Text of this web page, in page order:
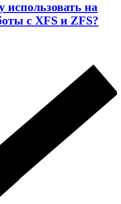
использовать на
с XFS и ZFS?